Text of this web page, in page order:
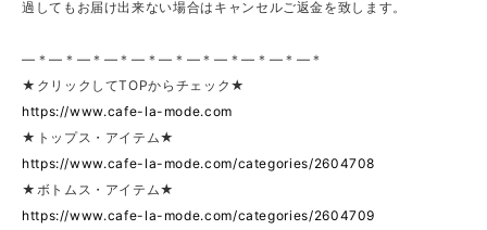
過してもお届け出来ない場合はキャンセルご返金を致します。
—＊—＊—＊—＊—＊—＊—＊—＊—＊—＊—＊
★クリックしてTOPからチェック★
https://www.cafe-la-mode.com
★トップス・アイテム★
https://www.cafe-la-mode.com/categories/2604708
★ボトムス・アイテム★
https://www.cafe-la-mode.com/categories/2604709